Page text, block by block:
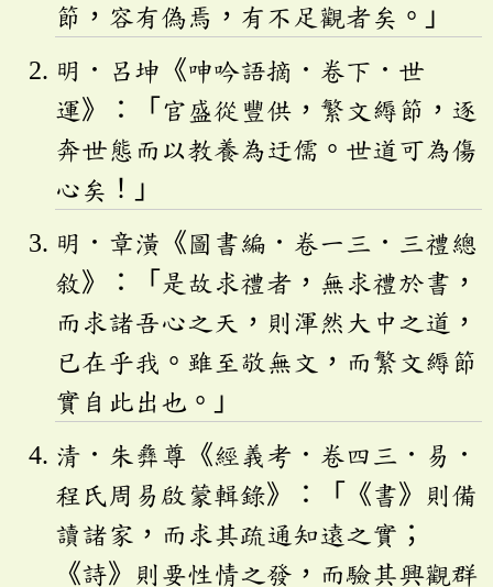
節，容有偽焉，有不足觀者矣。」
明．呂坤《呻吟語摘．卷下．世
運》：「官盛從豐供，繁文縟節，逐
奔世態而以教養為迂儒。世道可為傷
心矣！」
明．章潢《圖書編．卷一三．三禮總
敘》：「是故求禮者，無求禮於書，
而求諸吾心之天，則渾然大中之道，
已在乎我。雖至敬無文，而繁文縟節
實自此出也。」
清．朱彝尊《經義考．卷四三．易．
程氏周易啟蒙輯錄》：「《書》則備
讀諸家，而求其疏通知遠之實；
《詩》則要性情之發，而驗其興觀群